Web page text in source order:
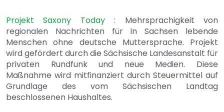
Projekt Saxony Today: Mehrsprachigkeit von
regionalen Nachrichten für in Sachsen lebende
Menschen ohne deutsche Muttersprache. Projekt
wird gefördert durch die Sächsische Landesanstalt für
privaten Rundfunk und neue Medien. Diese
Maßnahme wird mitfinanziert durch Steuermittel auf
Grundlage des vom Sächsischen Landtag
beschlossenen Haushaltes.